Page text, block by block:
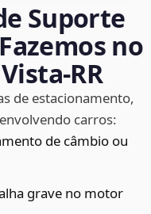
Suporte
no
de estacionamento,
carros:
de câmbio ou
grave no motor